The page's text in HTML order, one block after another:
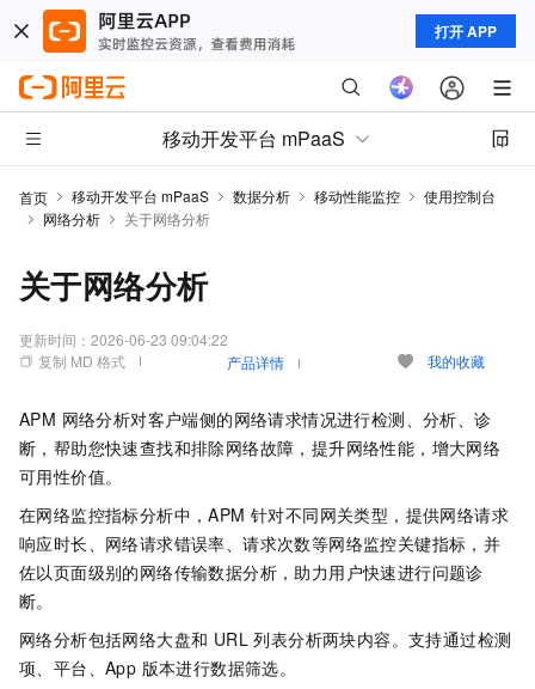
打开 APP
移动开发平台 mPaaS
首页 移动开发平台 mPaaS 数据分析 移动性能监控
使用控制台
网络分析
关于网络分析
关于网络分析
更新时间： 2026-06-23 09:04:22
复制 MD 格式
产品详情 我的收藏
APM 网络分析对客户端侧的网络请求情况进行检测、分析、诊
断，帮助您快速查找和排除网络故障，提升网络性能，增大网络
可用性价值。
在网络监控指标分析中，APM 针对不同网关类型，提供网络请求
响应时长、网络请求错误率、请求次数等网络监控关键指标，并
佐以页面级别的网络传输数据分析，助力用户快速进行问题诊
断。
网络分析包括网络大盘和 URL 列表分析两块内容。支持通过检测
项、平台、App 版本进行数据筛选。